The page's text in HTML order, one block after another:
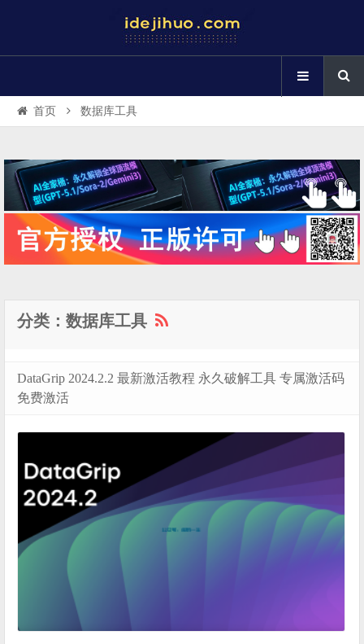
首页 数据库工具
分类：数据库工具
DataGrip 2024.2.2 最新激活教程 永久破解工具 专属激活码
免费激活